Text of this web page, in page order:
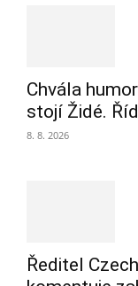
Chvála
stojí Židé.
8. 8. 2026
Ředitel